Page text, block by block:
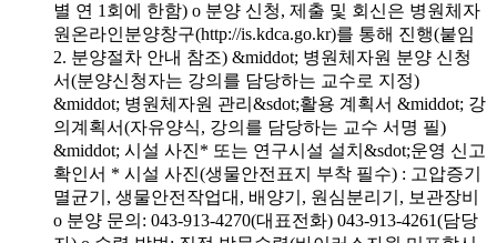
별 연 1회에 한함) o 분양 신청, 제출 및 회신은 병원체자
원온라인분양창구(http://is.kdca.go.kr)를 통해 진행(붙임
2. 분양절차 안내 참조) &middot; 병원체자원 분양 신청
서(분양신청자는 강의를 담당하는 교수로 지정)
&middot; 병원체자원 관리&sdot;활용 계획서 &middot; 강
의계획서(자유양식, 강의를 담당하는 교수 서명 필)
&middot; 시설 사진* 또는 연구시설 설치&sdot;운영 신고
확인서 * 시설 사진(생물안전표지 부착 필수) : 고압증기
멸균기, 생물안전작업대, 배양기, 원심분리기, 보관장비
o 분양 문의: 043-913-4270(대표전화) 043-913-4261(담당